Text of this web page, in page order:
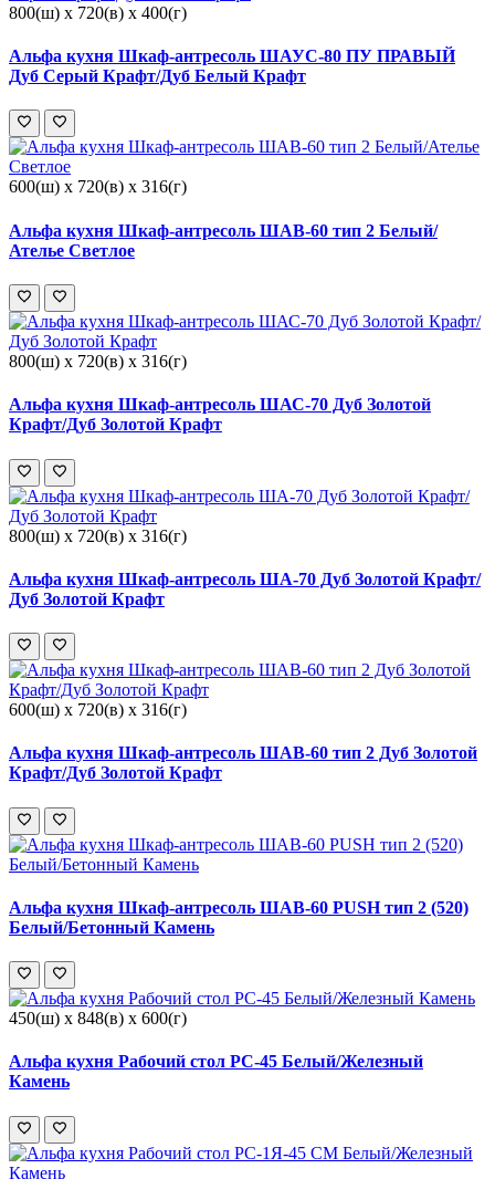
800(ш) x 720(в) x 400(г)
Альфа кухня Шкаф-антресоль ШАУС-80 ПУ ПРАВЫЙ
Дуб Серый Крафт/Дуб Белый Крафт
600(ш) x 720(в) x 316(г)
Альфа кухня Шкаф-антресоль ШАВ-60 тип 2 Белый/
Ателье Светлое
800(ш) x 720(в) x 316(г)
Альфа кухня Шкаф-антресоль ШАС-70 Дуб Золотой
Крафт/Дуб Золотой Крафт
800(ш) x 720(в) x 316(г)
Альфа кухня Шкаф-антресоль ША-70 Дуб Золотой Крафт/
Дуб Золотой Крафт
600(ш) x 720(в) x 316(г)
Альфа кухня Шкаф-антресоль ШАВ-60 тип 2 Дуб Золотой
Крафт/Дуб Золотой Крафт
Альфа кухня Шкаф-антресоль ШАВ-60 PUSH тип 2 (520)
Белый/Бетонный Камень
450(ш) x 848(в) x 600(г)
Альфа кухня Рабочий стол РС-45 Белый/Железный
Камень